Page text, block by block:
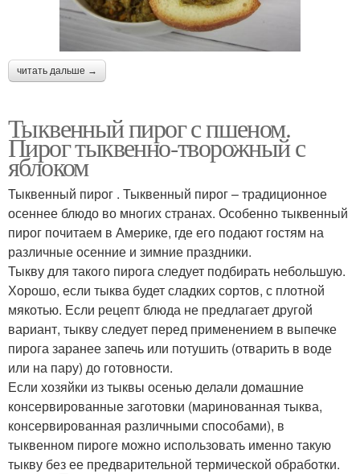
читать дальше →
Тыквенный пирог с пшеном.
Пирог тыквенно-творожный с
яблоком
Тыквенный пирог . Тыквенный пирог – традиционное
осеннее блюдо во многих странах. Особенно тыквенный
пирог почитаем в Америке, где его подают гостям на
различные осенние и зимние праздники.
Тыкву для такого пирога следует подбирать небольшую.
Хорошо, если тыква будет сладких сортов, с плотной
мякотью. Если рецепт блюда не предлагает другой
вариант, тыкву следует перед применением в выпечке
пирога заранее запечь или потушить (отварить в воде
или на пару) до готовности.
Если хозяйки из тыквы осенью делали домашние
консервированные заготовки (маринованная тыква,
консервированная различными способами), в
тыквенном пироге можно использовать именно такую
тыкву без ее предварительной термической обработки.